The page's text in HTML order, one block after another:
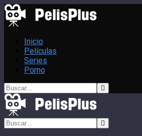
Inicio
Películas
Series
Porno